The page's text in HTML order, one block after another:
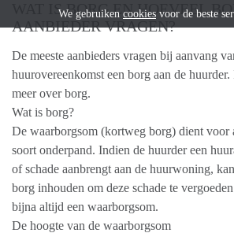
WAT IS BORG EN HOEVEEL
AANBIEDER VRAGEN?
De meeste aanbieders vragen bij aanvang
huurovereenkomst een borg aan de
meer over borg.
Wat is borg?
De waarborgsom (kortweg borg) dient voor
soort onderpand. Indien de huurder een
of schade aanbrengt aan de huurwoning,
borg inhouden om deze schade te
bijna altijd een waarborgsom.
De hoogte van de waarborgsom
We gebruiken cookies voor de beste